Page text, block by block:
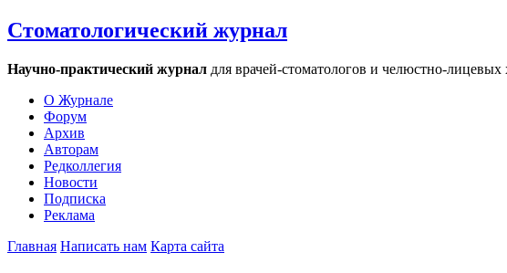
Стоматологический журнал
Научно-практический журнал для врачей-стоматологов и челюстно-
О Журнале
Форум
Архив
Авторам
Редколлегия
Новости
Подписка
Реклама
Главная Написать нам Карта сайта